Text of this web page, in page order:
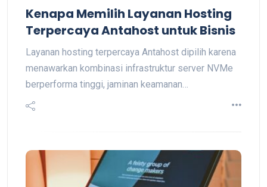
Kenapa Memilih Layanan Hosting
Terpercaya Antahost untuk Bisnis
Layanan hosting terpercaya Antahost dipilih karena
menawarkan kombinasi infrastruktur server NVMe
berperforma tinggi, jaminan keamanan…